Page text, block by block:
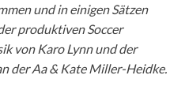
und in einigen Sätzen
produktiven Soccer
von Karo Lynn und der
der Aa & Kate Miller-Heidke.